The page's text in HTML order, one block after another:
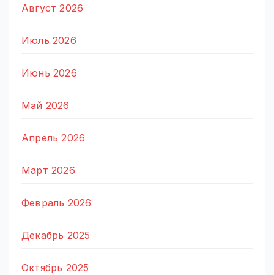
Август 2026
Июль 2026
Июнь 2026
Май 2026
Апрель 2026
Март 2026
Февраль 2026
Декабрь 2025
Октябрь 2025